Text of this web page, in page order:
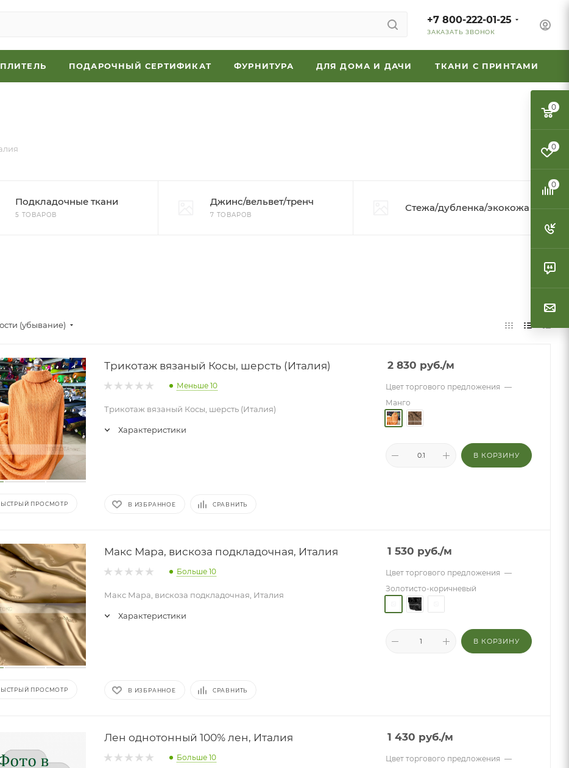
+7 800-222-01-25
ЗАКАЗАТЬ ЗВОНОК
ПОДАРОЧНЫЙ СЕРТИФИКАТ ФУРНИТУРА ДЛЯ ДОМА И ДАЧИ ТКАНИ С ПРИНТАМИ
Подкладочные ткани
5 ТОВАРОВ
Джинс/вельвет/тренч
7 ТОВАРОВ
Стежа/дубленка/экокожа
(убывание)
ПРОСМОТР
Трикотаж вязаный Косы, шерсть (Италия)
Меньше 10
Трикотаж вязаный Косы, шерсть (Италия)
Характеристики
В ИЗБРАННОЕ СРАВНИТЬ
2 830 руб./м
Цвет торгового предложения —
Манго
В КОРЗИНУ
ПРОСМОТР
Макс Мара, вискоза подкладочная, Италия
Больше 10
Макс Мара, вискоза подкладочная, Италия
Характеристики
В ИЗБРАННОЕ СРАВНИТЬ
1 530 руб./м
Цвет торгового предложения —
Золотисто-коричневый
В КОРЗИНУ
Лен однотонный 100% лен, Италия
Больше 10
1 430 руб./м
Цвет торгового предложения —
0
0
0